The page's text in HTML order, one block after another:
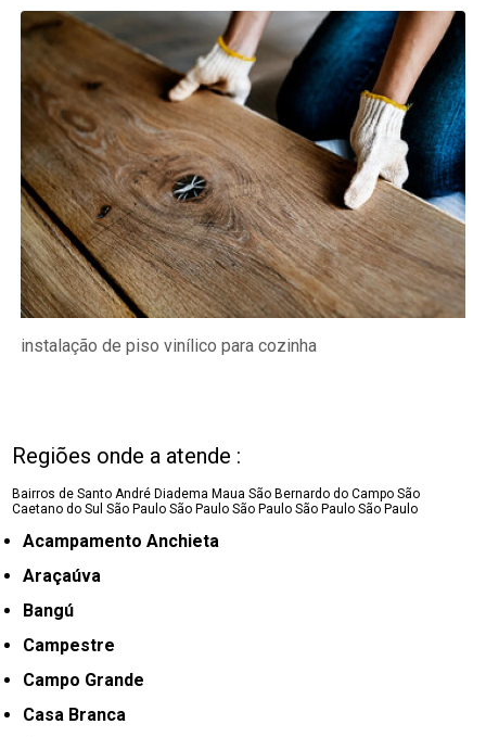
instalação de piso vinílico para cozinha
Regiões onde a atende :
Bairros de Santo André Diadema Maua São Bernardo do Campo São
Caetano do SulSão Paulo São Paulo São Paulo São Paulo São Paulo
Acampamento Anchieta
Araçaúva
Bangú
Campestre
Campo Grande
Casa Branca